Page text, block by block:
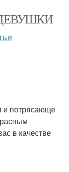
и потрясающе
в качестве